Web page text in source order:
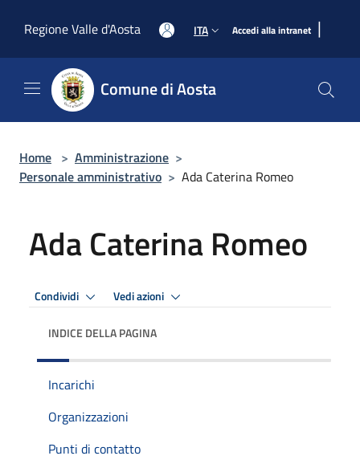
Regione Valle d'Aosta
ITA Accedi alla intranet |
Comune di Aosta
Home > Amministrazione >
Personale amministrativo > Ada Caterina Romeo
Ada Caterina Romeo
Condividi Vedi azioni
INDICE DELLA PAGINA
Incarichi
Organizzazioni
Punti di contatto